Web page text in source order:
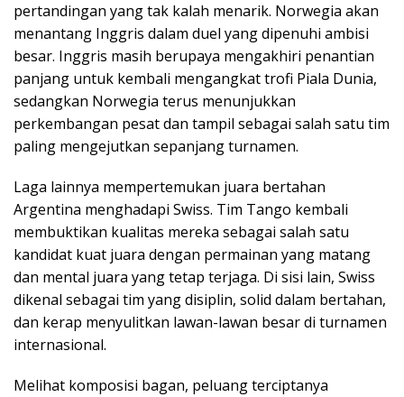
pertandingan yang tak kalah menarik. Norwegia akan
menantang Inggris dalam duel yang dipenuhi ambisi
besar. Inggris masih berupaya mengakhiri penantian
panjang untuk kembali mengangkat trofi Piala Dunia,
sedangkan Norwegia terus menunjukkan
perkembangan pesat dan tampil sebagai salah satu tim
paling mengejutkan sepanjang turnamen.
Laga lainnya mempertemukan juara bertahan
Argentina menghadapi Swiss. Tim Tango kembali
membuktikan kualitas mereka sebagai salah satu
kandidat kuat juara dengan permainan yang matang
dan mental juara yang tetap terjaga. Di sisi lain, Swiss
dikenal sebagai tim yang disiplin, solid dalam bertahan,
dan kerap menyulitkan lawan-lawan besar di turnamen
internasional.
Melihat komposisi bagan, peluang terciptanya